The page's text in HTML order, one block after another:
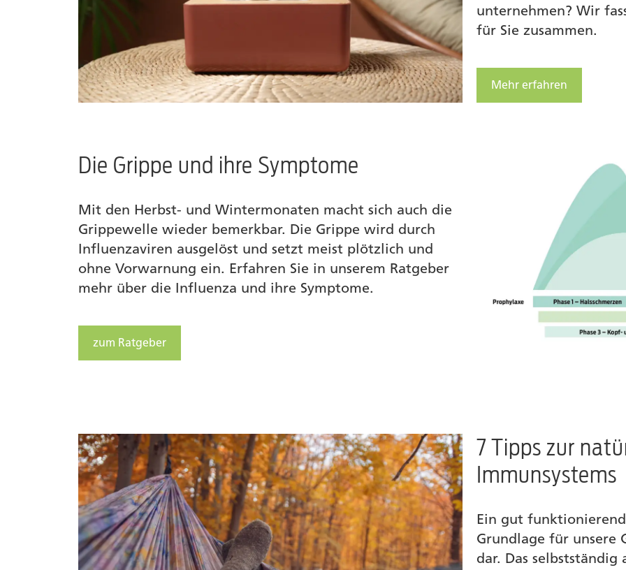
unternehmen? Wir
für Sie zusammen.
Mehr erfahren
Die Grippe und ihre Symptome
Mit den Herbst- und Wintermonaten macht sich auch die
Grippewelle wieder bemerkbar. Die Grippe wird durch
Influenzaviren ausgelöst und setzt meist plötzlich und
ohne Vorwarnung ein. Erfahren Sie in unserem Ratgeber
mehr über die Influenza und ihre Symptome.
zum Ratgeber
7 Tipps zur
Immunsystems
Ein gut
Grundlage für unsere
dar. Das selbstständig